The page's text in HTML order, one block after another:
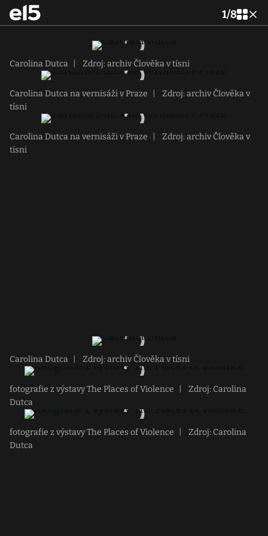
1/8
Carolina Dutca Zdroj: archiv Člověka v tísni
Carolina Dutca na vernisáži v Praze
Zdroj: archiv Člověka v
tísni
Carolina Dutca na vernisáži v Praze
Zdroj: archiv Člověka v
tísni
Carolina Dutca Zdroj: archiv Člověka v tísni
fotografie z výstavy The Places of Violence
Zdroj: Carolina
Dutca
fotografie z výstavy The Places of Violence
Zdroj: Carolina
Dutca